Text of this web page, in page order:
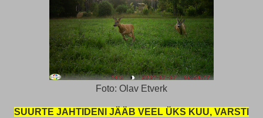
Foto: Olav Etverk
SUURTE JAHTIDENI JÄÄB VEEL ÜKS KUU, VARSTI